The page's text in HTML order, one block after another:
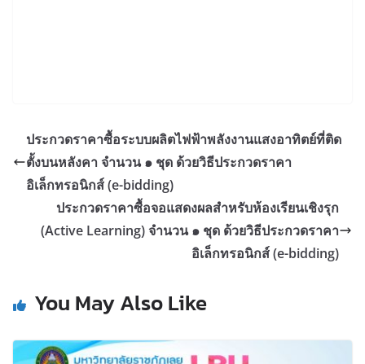
ประกวดราคาซื้อระบบผลิตไฟฟ้าพลังงานแสงอาทิตย์ที่ติด
ตั้งบนหลังคา จำนวน ๑ ชุด ด้วยวิธีประกวดราคา
อิเล็กทรอนิกส์ (e-bidding)
ประกวดราคาซื้อจอแสดงผลสำหรับห้องเรียนเชิงรุก
(Active Learning) จำนวน ๑ ชุด ด้วยวิธีประกวดราคา
อิเล็กทรอนิกส์ (e-bidding)
You May Also Like